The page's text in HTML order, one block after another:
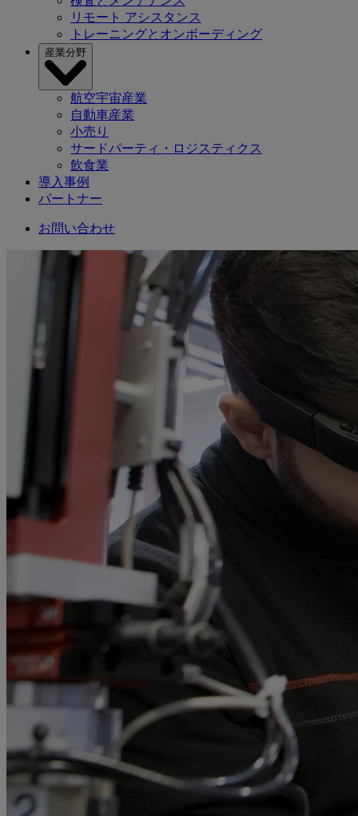
リモート アシスタンス
トレーニングとオンボーディング
産業分野
航空宇宙産業
自動車産業
小売り
サードパーティ・ロジスティクス
飲食業
導入事例
パートナー
お問い合わせ